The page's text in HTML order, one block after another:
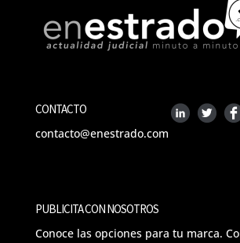
CONTACTO
contacto@enestrado.com
PUBLICITA CON NOSOTROS
Conoce las opciones para tu marca.